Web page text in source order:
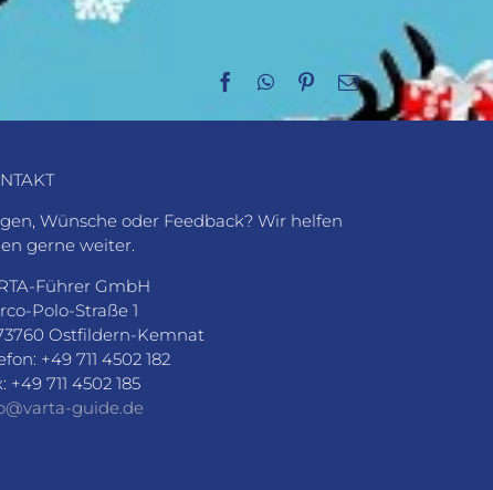
Facebook
WhatsApp
Pinterest
E-
Mail
Wünsche oder Feedback? Wir helfen
gerne weiter.
Führer GmbH
Polo-Straße 1
Ostfildern-Kemnat
+49 711 4502 182
+49 711 4502 185
guide.de